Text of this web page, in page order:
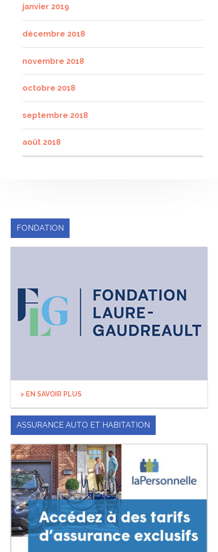
janvier 2019
décembre 2018
novembre 2018
octobre 2018
septembre 2018
août 2018
FONDATION
> EN SAVOIR PLUS
ASSURANCE AUTO ET HABITATION